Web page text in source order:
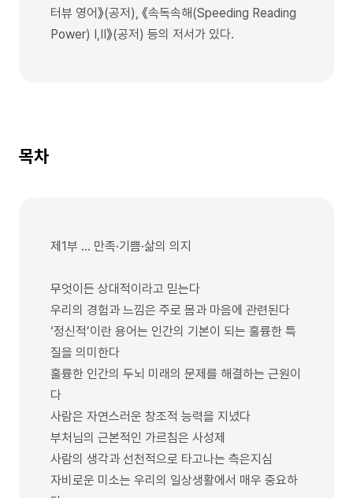
터뷰 영어》(공저), 《속독속해(Speeding Reading
Power) Ⅰ,Ⅱ》(공저) 등의 저서가 있다.
목차
제1부 … 만족·기쁨·삶의 의지
무엇이든 상대적이라고 믿는다
우리의 경험과 느낌은 주로 몸과 마음에 관련된다
‘정신적’이란 용어는 인간의 기본이 되는 훌륭한 특
질을 의미한다
훌륭한 인간의 두뇌 미래의 문제를 해결하는 근원이
다
사람은 자연스러운 창조적 능력을 지녔다
부처님의 근본적인 가르침은 사성제
사람의 생각과 선천적으로 타고나는 측은지심
자비로운 미소는 우리의 일상생활에서 매우 중요하